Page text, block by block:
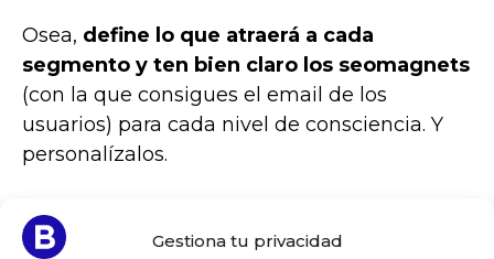
Gestiona tu privacidad
Osea, define lo que atraerá a cada
segmento y ten bien claro los seomagnets
(con la que consigues el email de los
usuarios) para cada nivel de consciencia. Y
personalízalos.
¿Y por qué hacer eso mola tanto?
contenidos para un tipo de nivel de